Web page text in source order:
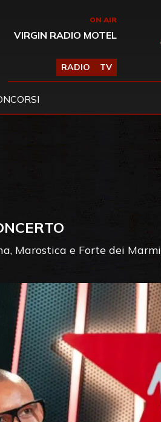
ON AIR
VIRGIN RADIO MOTEL
RADIO TV
Marostica e Forte dei Marmi